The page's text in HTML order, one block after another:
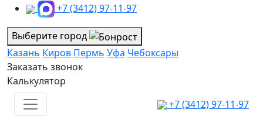
+7 (3412) 97-11-97
Выберите город
Казань Киров Пермь Уфа Чебоксары
Заказать звонок
Калькулятор
+7 (3412) 97-11-97